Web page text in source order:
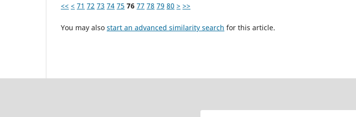
<< < 71 72 73 74 75 76 77 78 79 80 > >>
You may also start an advanced similarity search for this article.